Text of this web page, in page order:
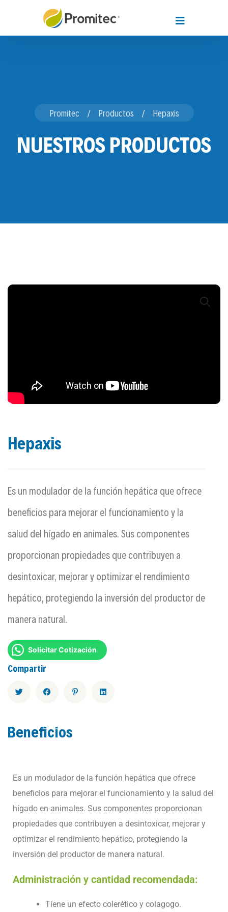
Promitec Productos Hepaxis
NUESTROS PRODUCTOS
Hepaxis
Es un modulador de la función hepática que ofrece
beneficios para mejorar el funcionamiento y la
salud del hígado en animales. Sus componentes
proporcionan propiedades que contribuyen a
desintoxicar, mejorar y optimizar el rendimiento
hepático, protegiendo la inversión del productor de
manera natural.
Solicitar Cotización
Compartir
Beneficios
Es un modulador de la función hepática que ofrece
beneficios para mejorar el funcionamiento y la salud del
hígado en animales. Sus componentes proporcionan
propiedades que contribuyen a desintoxicar, mejorar y
optimizar el rendimiento hepático, protegiendo la
inversión del productor de manera natural.
Administración y cantidad recomendada:
Tiene un efecto colerético y colagogo.